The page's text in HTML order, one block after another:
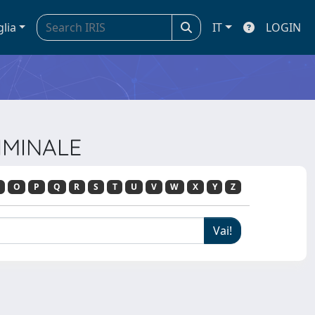
IT LOGIN
O P Q R S T U V W X Y Z